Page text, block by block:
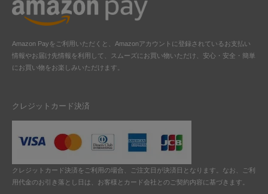
Amazon Payをご利用いただくと、Amazonアカウントに登録されているお支払い
情報やお届け先情報を利用して、スムーズにお買い物いただけ、安心・安全・簡単
にお買い物をお楽しみいただけます。
クレジットカード決済
クレジットカード決済をご利用の場合、ご注文日が決済日となります。なお、ご利
用代金のお引き落とし日は、お客様とカード会社とのご契約内容に基づきます。